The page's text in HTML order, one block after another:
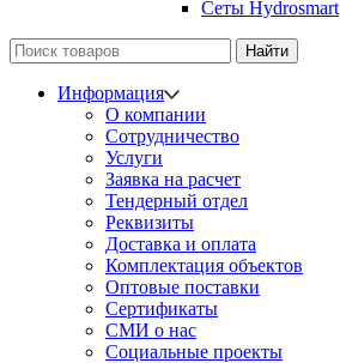
Сеты Hydrosmart
Найти
Информация
О компании
Сотрудничество
Услуги
Заявка на расчет
Тендерный отдел
Реквизиты
Доставка и оплата
Комплектация объектов
Оптовые поставки
Сертификаты
СМИ о нас
Социальные проекты